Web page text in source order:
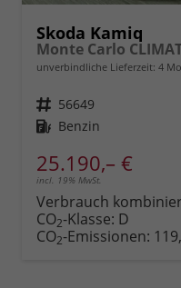
Skoda Kamiq
unverbindliche Lieferzeit: 4
Fahrzeugnr. 56649
Kraftstoff Benzin
25.190,– €
incl. 19% MwSt.
Verbrauch
CO2-Klasse: D
CO2-Emissionen: